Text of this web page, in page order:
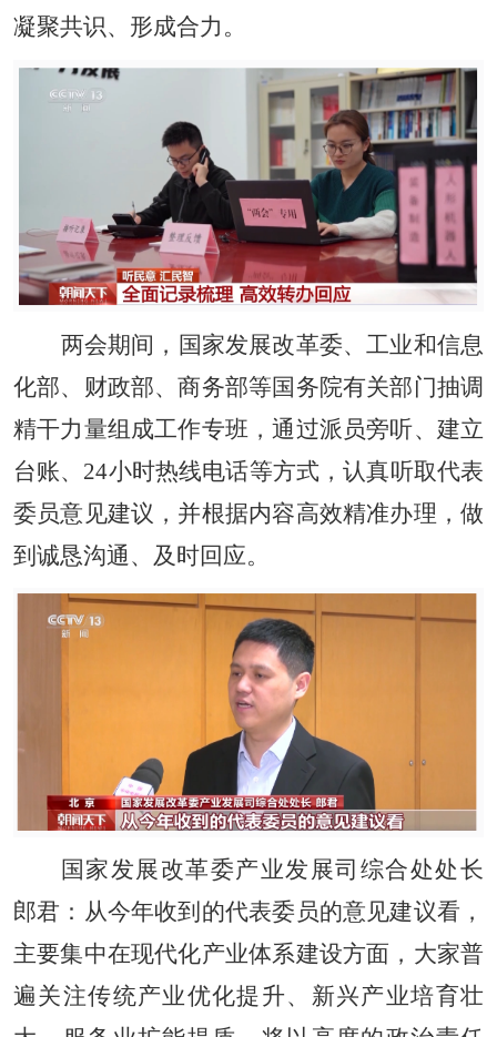
凝聚共识、形成合力。
两会期间，国家发展改革委、工业和信息
化部、财政部、商务部等国务院有关部门抽调
精干力量组成工作专班，通过派员旁听、建立
台账、24小时热线电话等方式，认真听取代表
委员意见建议，并根据内容高效精准办理，做
到诚恳沟通、及时回应。
国家发展改革委产业发展司综合处处长
郎君：从今年收到的代表委员的意见建议看，
主要集中在现代化产业体系建设方面，大家普
遍关注传统产业优化提升、新兴产业培育壮